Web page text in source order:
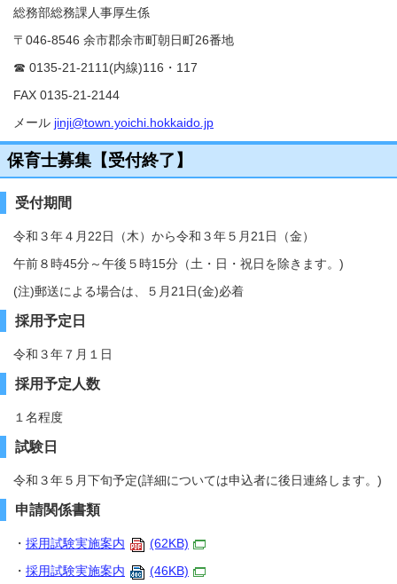
総務部総務課人事厚生係
〒046-8546 余市郡余市町朝日町26番地
☎ 0135-21-2111(内線)116・117
FAX 0135-21-2144
メール jinji@town.yoichi.hokkaido.jp
保育士募集【受付終了】
受付期間
令和３年４月22日（木）から令和３年５月21日（金）
午前８時45分～午後５時15分（土・日・祝日を除きます。)
(注)郵送による場合は、５月21日(金)必着
採用予定日
令和３年７月１日
採用予定人数
１名程度
試験日
令和３年５月下旬予定(詳細については申込者に後日連絡します。)
申請関係書類
・ 採用試験実施案内
(62KB)
・ 採用試験実施案内
(46KB)